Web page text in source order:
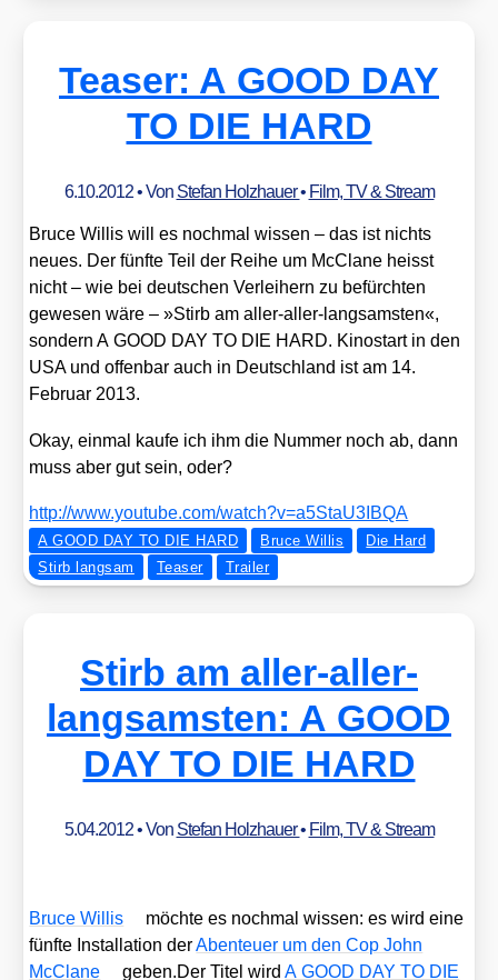
Teaser: A GOOD DAY
TO DIE HARD
6.10.2012• Von Stefan Holzhauer• Film, TV & Stream
Bruce Wil­lis will es noch­mal wis­sen – das ist nichts
neu­es. Der fünf­te Teil der Rei­he um McCla­ne heisst
nicht – wie bei deut­schen Ver­lei­hern zu befürch­ten
gewe­sen wäre – »Stirb am aller-aller-lang­sams­ten«,
son­dern A GOOD DAY TO DIE HARD. Kino­start in den
USA und offen­bar auch in Deutsch­land ist am 14.
Febru­ar 2013.
Okay, ein­mal kau­fe ich ihm die Num­mer noch ab, dann
muss aber gut sein, oder?
http://​www​.you​tube​.com/​w​a​t​c​h​?​v​=​a​5​S​t​a​U​3​I​BQA
A GOOD DAY TO DIE HARD Bruce Willis
Die Hard
Stirb langsam
Teaser Trailer
Stirb am aller-aller-
langsamsten: A GOOD
DAY TO DIE HARD
5.04.2012• Von Stefan Holzhauer• Film, TV & Stream
Bruce Wil­lis
möch­te es noch­mal wis­sen: es wird eine
fünf­te Instal­la­ti­on derAben­teu­er um den Cop John
McCla­ne
geben.Der Titel wirdA GOOD DAY TO DIE